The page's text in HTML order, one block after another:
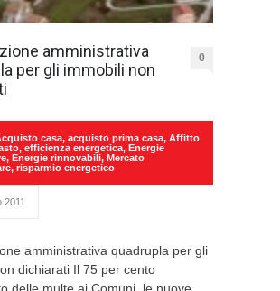
amministrativa
per gli immobili non
0
casa, acquisto prima casa, Affitto
, efficienza energetica, Energie
, Energie rinnovabili, Mercato
, risparmio energetico
2011
amministrativa quadrupla per gli
dichiarati Il 75 per cento